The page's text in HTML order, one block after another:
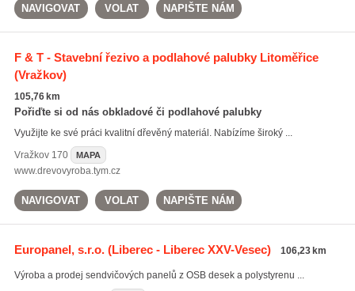
NAVIGOVAT VOLAT NAPIŠTE NÁM
F & T - Stavební řezivo a podlahové palubky Litoměřice
(Vražkov)
105,76 km
Pořiďte si od nás obkladové či podlahové palubky
Využijte ke své práci kvalitní dřevěný materiál. Nabízíme široký ...
Vražkov170 MAPA
www.drevovyroba.tym.cz
NAVIGOVAT VOLAT NAPIŠTE NÁM
Europanel, s.r.o.(Liberec - Liberec XXV-Vesec) 106,23 km
Výroba a prodej sendvičových panelů z OSB desek a polystyrenu ...